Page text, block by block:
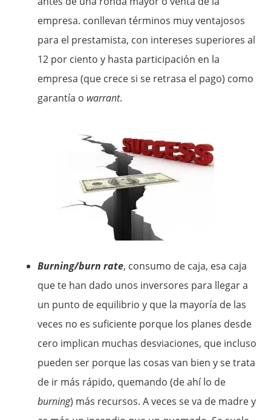
empresa. conllevan términos muy ventajosos
para el prestamista, con intereses superiores al
12 por ciento y hasta participación en la
empresa (que crece si se retrasa el pago) como
garantía o warrant.
Burning/burn rate, consumo de caja, esa caja
que te han dado unos inversores para llegar a
un punto de equilibrio y que la mayoría de las
veces no es suficiente porque los planes desde
cero implican muchas desviaciones, que incluso
pueden ser porque las cosas van bien y se trata
de ir más rápido, quemando (de ahí lo de
burning) más recursos. A veces se va de madre y